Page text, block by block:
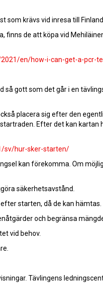
som krävs vid inresa till Finland.
finns de att köpa vid
en/how-i-can-get-a-pcr-
gott som det går i en
placera sig efter den
Efter det kan kartan
sv/hur-sker-starten/
kan förekomma. Om
säkerhetsavstånd.
starten, då de kan
och begränsa
vid behov.
Tävlingens